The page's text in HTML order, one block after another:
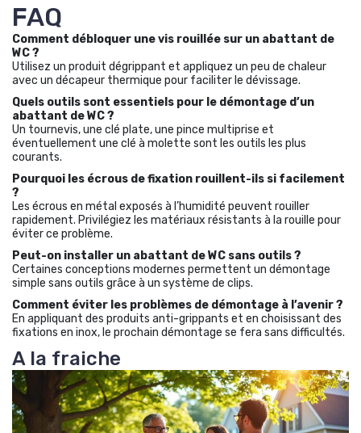
FAQ
Comment débloquer une vis rouillée sur un abattant de
WC ?
Utilisez un produit dégrippant et appliquez un peu de chaleur
avec un décapeur thermique pour faciliter le dévissage.
Quels outils sont essentiels pour le démontage d’un
abattant de WC ?
Un tournevis, une clé plate, une pince multiprise et
éventuellement une clé à molette sont les outils les plus
courants.
Pourquoi les écrous de fixation rouillent-ils si facilement
?
Les écrous en métal exposés à l’humidité peuvent rouiller
rapidement. Privilégiez les matériaux résistants à la rouille pour
éviter ce problème.
Peut-on installer un abattant de WC sans outils ?
Certaines conceptions modernes permettent un démontage
simple sans outils grâce à un système de clips.
Comment éviter les problèmes de démontage à l’avenir ?
En appliquant des produits anti-grippants et en choisissant des
fixations en inox, le prochain démontage se fera sans difficultés.
A la fraiche